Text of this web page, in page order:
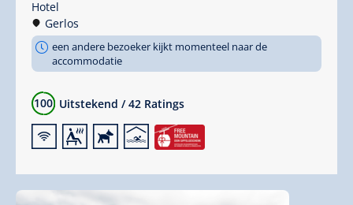
Hotel
Gerlos
een andere bezoeker kijkt momenteel naar de
accommodatie
100 Uitstekend / 42 Ratings
🜉🗔🔮🅤